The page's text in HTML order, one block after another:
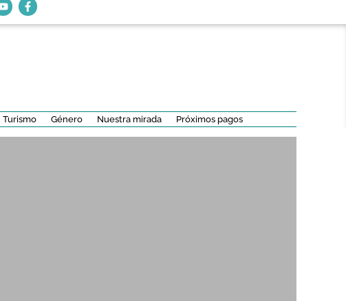
Turismo Género Nuestra mirada Próximos pagos